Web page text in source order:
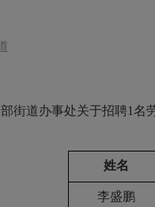
街道办事处关于招聘1名
姓名
李盛鹏